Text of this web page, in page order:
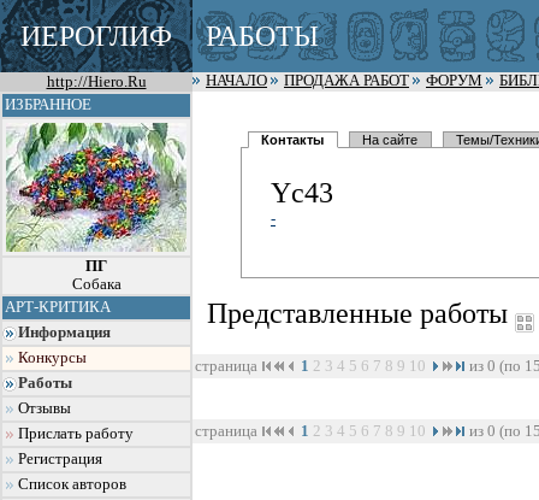
ИЕРОГЛИФ РАБОТЫ
http://Hiero.Ru НАЧАЛО ПРОДАЖА РАБОТ ФОРУМ
ИЗБРАННОЕ
ПГ
Собака
АРТ-КРИТИКА
Информация
Конкурсы
Работы
Отзывы
Прислать работу
Регистрация
Список авторов
Контакты На сайте Темы/
Yc43
-
Представленные работы
страница 1 2 3 4 5 6 7 8 9 10 из 0 (по
страница 1 2 3 4 5 6 7 8 9 10 из 0 (по